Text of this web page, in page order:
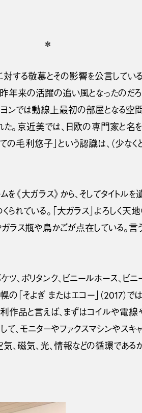
＊
する敬慕とその影響を公言している
、昨年来の活躍の追い風となったの
ヨンでは動線上最初の部屋となる空間
た。京近美では、日欧の専門家と名
の毛利悠子」という認識は、（少な
ムを《大ガラス》から、そしてタイト
くられている。「大ガラス」よろしく
ス瓶や鳥かごが点在している。言
ツ、ポリタンク、ビニールホース、ビニ
の「そよぎ またはエコー」（2017）
作品と言えば、まずはコイルや電
、モニターやファクスマシンやスキ
、磁気、光、情報などの循環であるか